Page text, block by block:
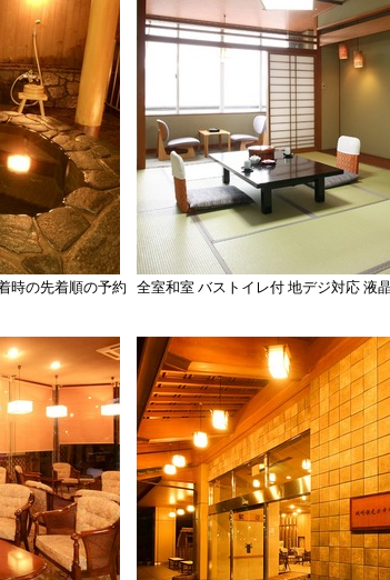
時の先着順の予約
全室和室 バストイレ付 地デジ対応 液